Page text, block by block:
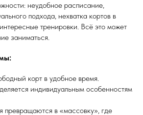
неудобное расписание,
подхода, нехватка кортов в
тренировки. Всё это может
заниматься.
корт в удобное время.
индивидуальным особенностям
превращаются в «массовку», где